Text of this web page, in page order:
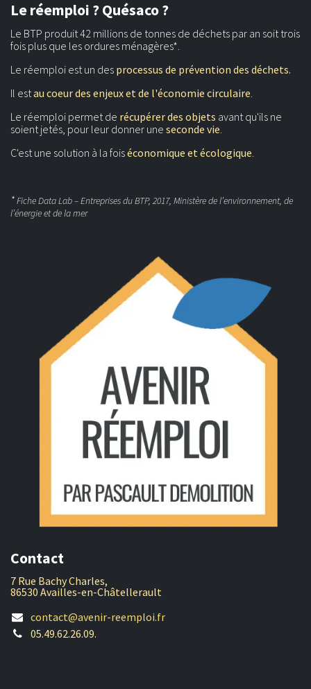
Le réemploi ? Quésaco ?
Le BTP produit 42 millions de tonnes de déchets par an soit trois
fois plus que les ordures ménagères*.
Le réemploi est un des processus de prévention des déchets.
Il estau coeur des enjeux et de l'économie circulaire.
Le réemploi permet de récupérer des objets avant qu'ils ne
soient jetés, pour leur donner une seconde vie.
C'est une solution à la foiséconomique et écologique.
*Fiche Data Lab – Entreprises du BTP, 2017, Ministère de l’environnement, de
l’énergie et de la mer
Contact
7 Rue Bachy Charles,
86530 Availles-en-Châtellerault
contact@avenir-reemploi.fr
05.49.62.26.09.